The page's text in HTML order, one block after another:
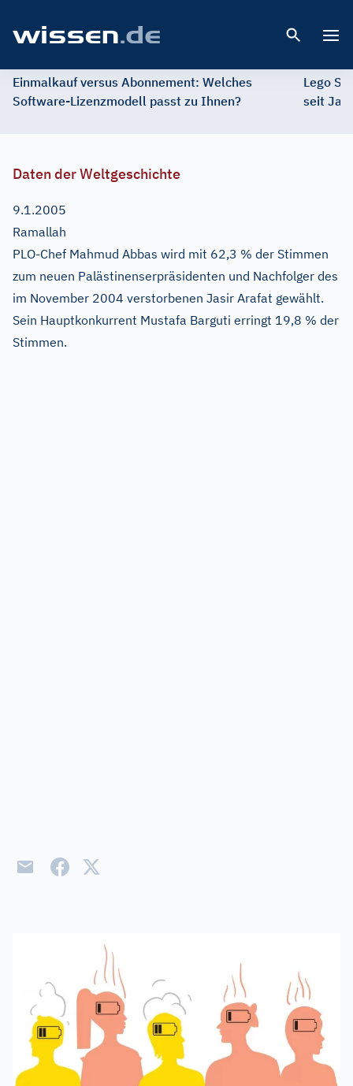
Einmalkauf versus Abonnement: Welches
Software-Lizenzmodell passt zu Ihnen?
Lego
seit
Daten der Weltgeschichte
9.1.2005
Ramallah
PLO-Chef Mahmud Abbas wird mit 62,3 % der Stimmen
zum neuen Palästinenserpräsidenten und Nachfolger des
im November 2004 verstorbenen Jasir Arafat gewählt.
Sein Hauptkonkurrent Mustafa Barguti erringt 19,8 % der
Stimmen.